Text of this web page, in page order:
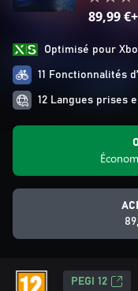
89,99 €+
Optimisé pour
11 Fonctionnalités
12 Langues prises
PEGI 12